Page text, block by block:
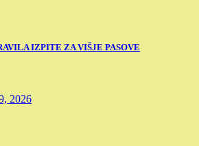
IZPITE ZA VIŠJE PASOVE
2026